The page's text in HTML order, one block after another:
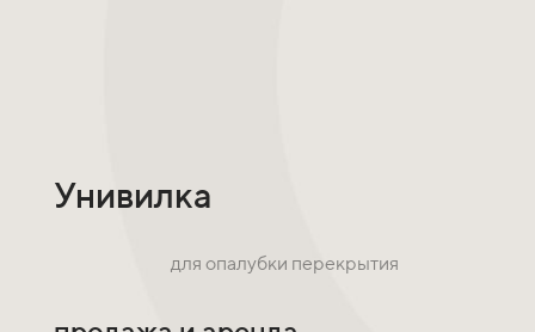
Унивилка
для опалубки перекрытия